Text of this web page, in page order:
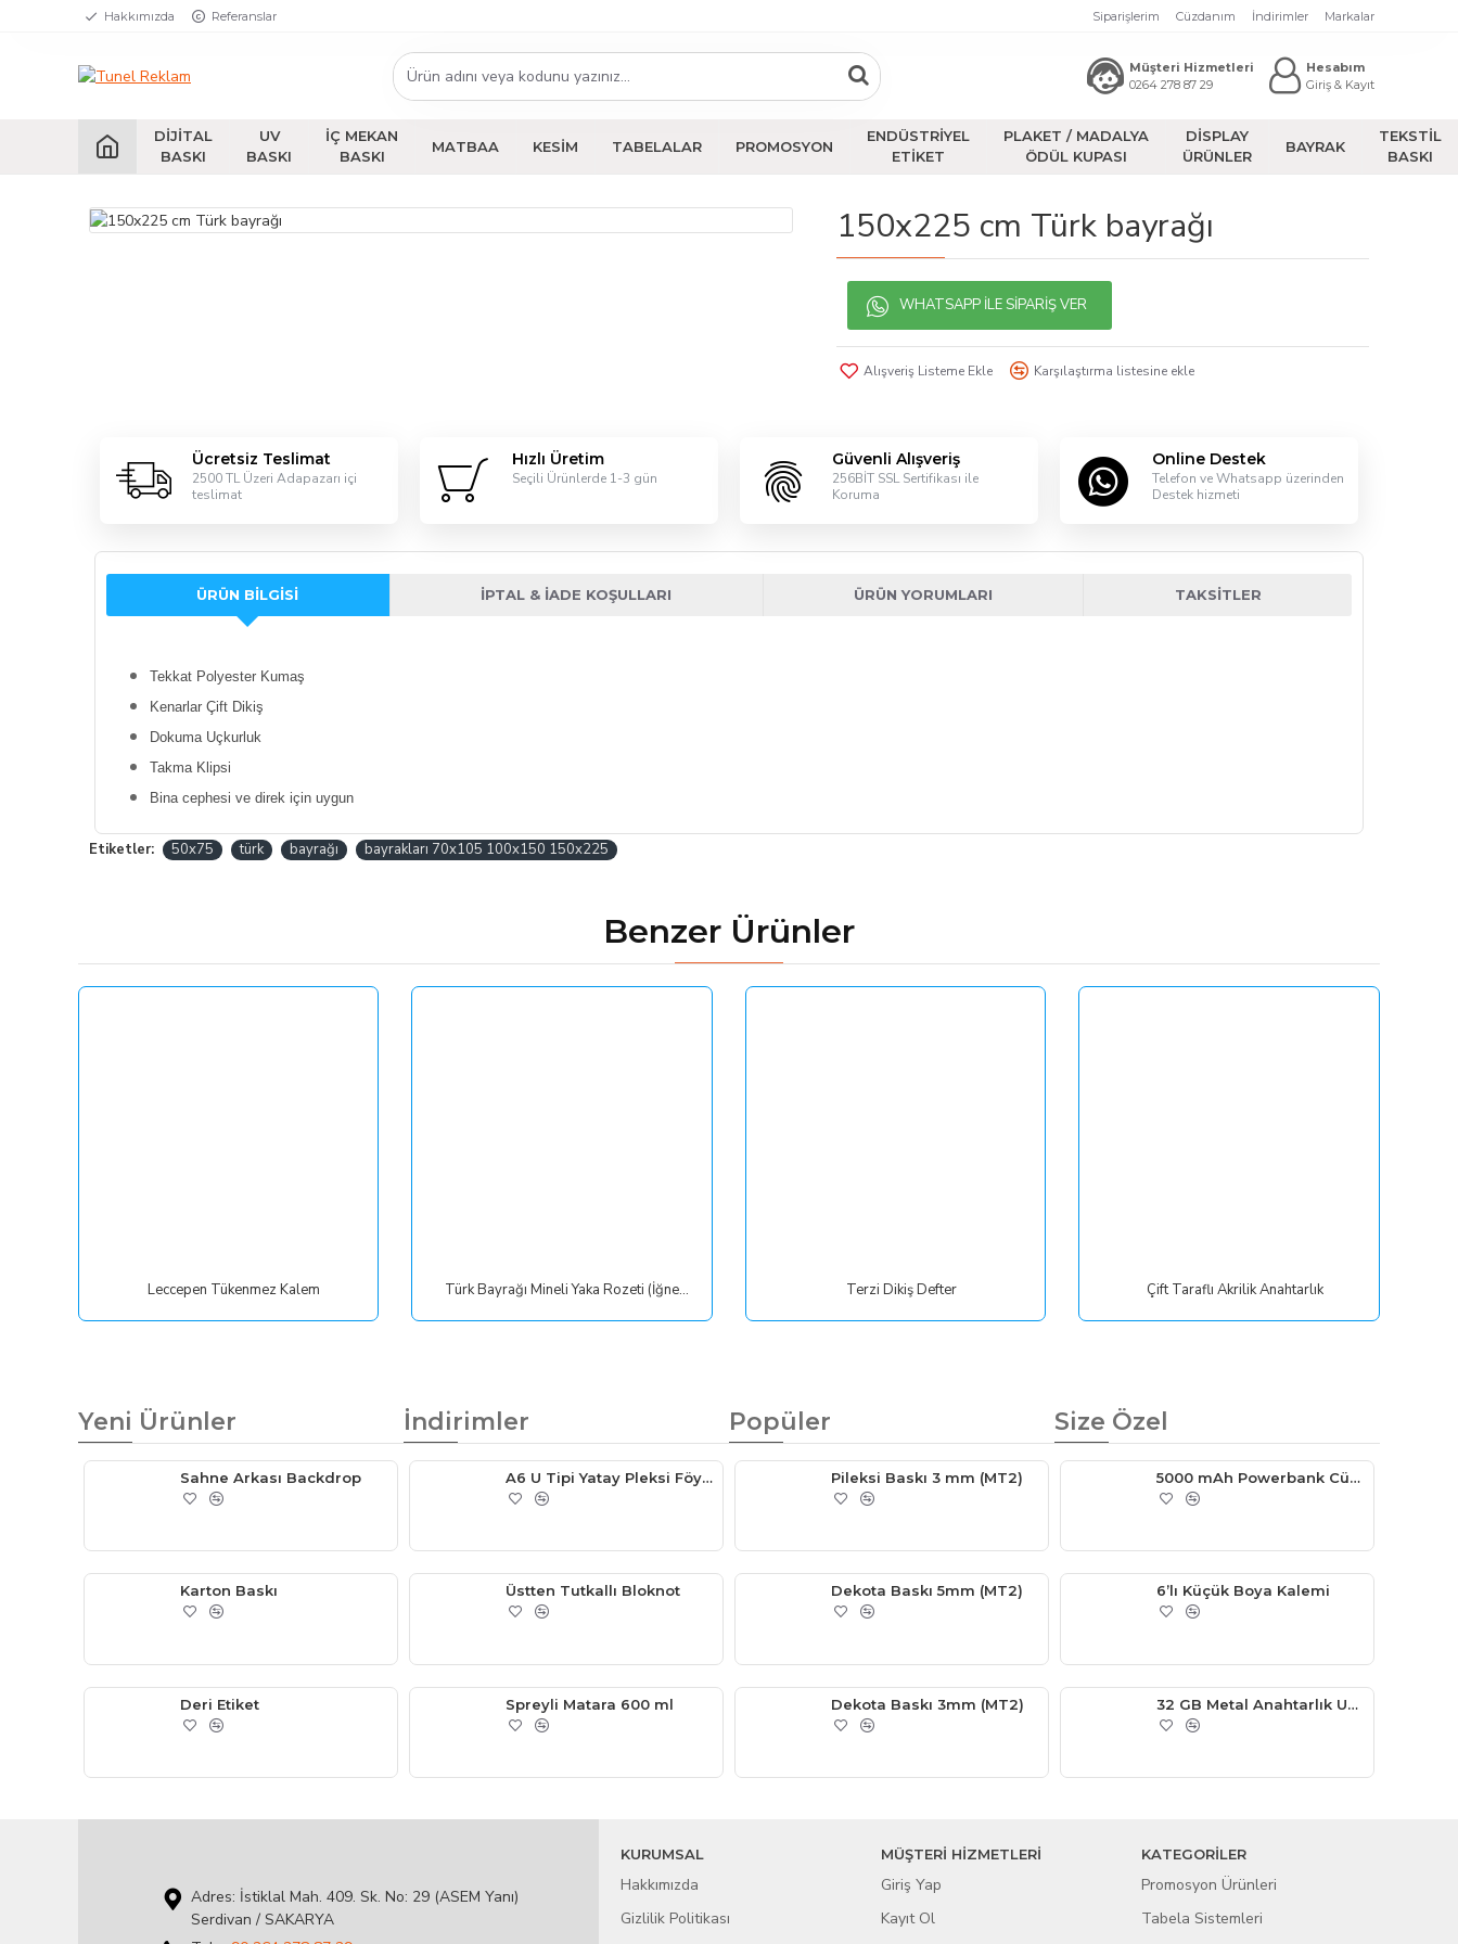
Hakkımızda Referanslar Siparişlerim Cüzdanım İndirimler Markalar
Müşteri Hizmetleri
0264 278 87 29
Hesabım
Giriş & Kayıt
DIJITAL
BASKI
UV
BASKI
İÇ MEKAN
BASKI
MATBAA KESİM TABELALAR PROMOSYON
ENDÜSTRİYEL
ETİKET
PLAKET / MADALYA
ÖDÜL KUPASI
DİSPLAY
ÜRÜNLER
BAYRAK
TEKSTİL
BASKI
150x225 cm Türk bayrağı
WHATSAPP İLE SIPARIŞ VER
Alışveriş Listeme Ekle Karşılaştırma listesine ekle
ÜRÜN BILGISI İPTAL & İADE KOŞULLARI ÜRÜN YORUMLARI TAKSITLER
Tekkat Polyester Kumaş
Kenarlar Çift Dikiş
Dokuma Uçkurluk
Takma Klipsi
Bina cephesi ve direk için uygun
Ücretsiz Teslimat
2500 TL Üzeri Adapazarı içi
teslimat
Hızlı Üretim
Seçili Ürünlerde 1-3 gün
Güvenli Alışveriş
256BİT SSL Sertifikası ile
Koruma
Online Destek
Telefon ve Whatsapp üzerinden
Destek hizmeti
Etiketler: 50x75 türk bayrağı bayrakları 70x105 100x150 150x225
Benzer Ürünler
Leccepen Tükenmez Kalem Türk Bayrağı Mineli Yaka Rozeti (İğneli) Terzi Dikiş Defter Çift Taraflı Akrilik Anahtarlık
Yeni Ürünler
Sahne Arkası Backdrop
Karton Baskı
Deri Etiket
İndirimler
A6 U Tipi Yatay Pleksi Föylük 105mm x 148mm
Üstten Tutkallı Bloknot
Spreyli Matara 600 ml
Popüler
Pileksi Baskı 3 mm (MT2)
Dekota Baskı 5mm (MT2)
Dekota Baskı 3mm (MT2)
Size Özel
5000 mAh Powerbank Cüzdan
6’lı Küçük Boya Kalemi
32 GB Metal Anahtarlık USB Bellek
Adres: İstiklal Mah. 409. Sk. No: 29 (ASEM Yanı)
Serdivan / SAKARYA
KURUMSAL
Hakkımızda
Gizlilik Politikası
MÜŞTERİ HİZMETLERİ
Giriş Yap
Kayıt Ol
KATEGORİLER
Promosyon Ürünleri
Tabela Sistemleri